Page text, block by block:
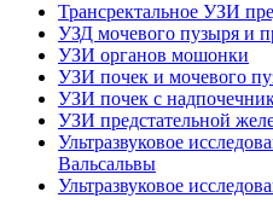
Трансректальное УЗИ
УЗД мочевого пузыря и
УЗИ органов мошонки
УЗИ почек и мочевого
УЗИ почек с
УЗИ предстательной
Ультразвуковое
Вальсальвы
Ультразвуковое